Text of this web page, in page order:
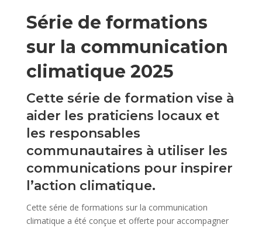
Série de formations
sur la communication
climatique 2025
Cette série de formation vise à
aider les praticiens locaux et
les responsables
communautaires à utiliser les
communications pour inspirer
l’action climatique.
Cette série de formations sur la communication
climatique a été conçue et offerte pour accompagner